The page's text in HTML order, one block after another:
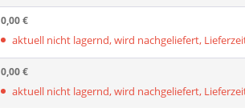
0,00 €
aktuell nicht lagernd, wird nachgeliefert,
0,00 €
aktuell nicht lagernd, wird nachgeliefert,